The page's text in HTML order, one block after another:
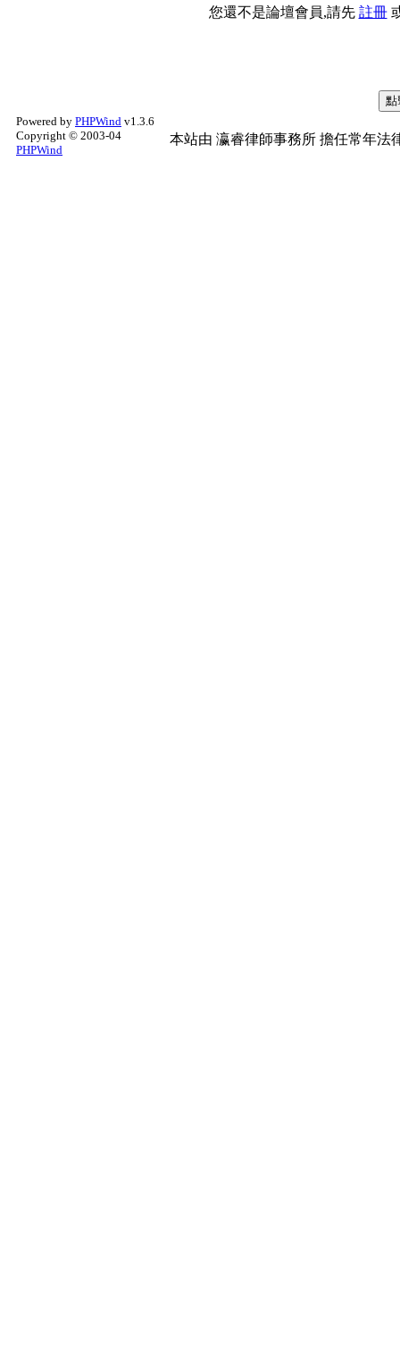
您還不是論壇會員,請先 註冊
Powered by PHPWind v1.3.6
Copyright © 2003-04
PHPWind
本站由 瀛睿律師事務所 擔任常年法